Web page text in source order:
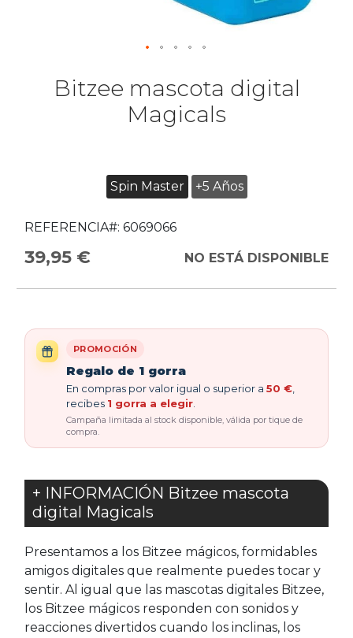
Bitzee mascota digital
Magicals
Spin Master +5 Años
REFERENCIA#: 6069066
39,95 € NO ESTÁ DISPONIBLE
PROMOCIÓN
Regalo de 1 gorra
En compras por valor igual o superior a 50 €
recibes 1 gorra a elegir
Campaña limitada al stock disponible, válida por tique de
compra.
+ INFORMACIÓN Bitzee mascota
digital Magicals
Presentamos a los Bitzee mágicos, formidables
amigos digitales que realmente puedes tocar y
sentir. Al igual que las mascotas digitales Bitzee,
los Bitzee mágicos responden con sonidos y
reacciones divertidos cuando los inclinas, los